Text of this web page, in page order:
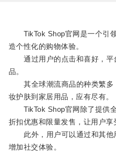
TikTok Shop官网是一个引
造个性化的购物体验。
通过用户的点击和喜好，平
品。
其全球潮流商品的种类繁多
妆护肤到家居用品，应有尽有。
TikTok Shop官网除了提供全
折扣优惠和限量发售，让用户享
此外，用户可以通过和其他
增加社交体验。